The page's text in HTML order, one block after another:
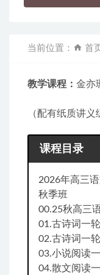
当前位置： 首
教学课程： 金亦
（配有纸质讲
课程目录
2026年高三
秋季班
00.25秋高三
01.古诗词一
02.古诗词一
03.小说阅读
04.散文阅读